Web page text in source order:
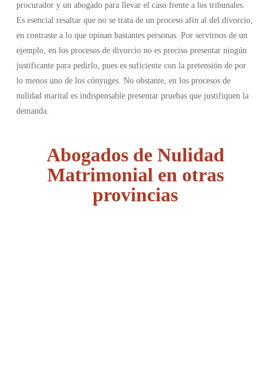
procurador y un abogado para llevar el caso frente a los tribunales.
Es esencial resaltar que no se trata de un proceso afín al del divorcio,
en contraste a lo que opinan bastantes personas. Por servirnos de un
ejemplo, en los procesos de divorcio no es preciso presentar ningún
justificante para pedirlo, pues es suficiente con la pretensión de por
lo menos uno de los cónyuges. No obstante, en los procesos de
nulidad marital es indispensable presentar pruebas que justifiquen la
demanda.
Abogados de Nulidad
Matrimonial en otras
provincias